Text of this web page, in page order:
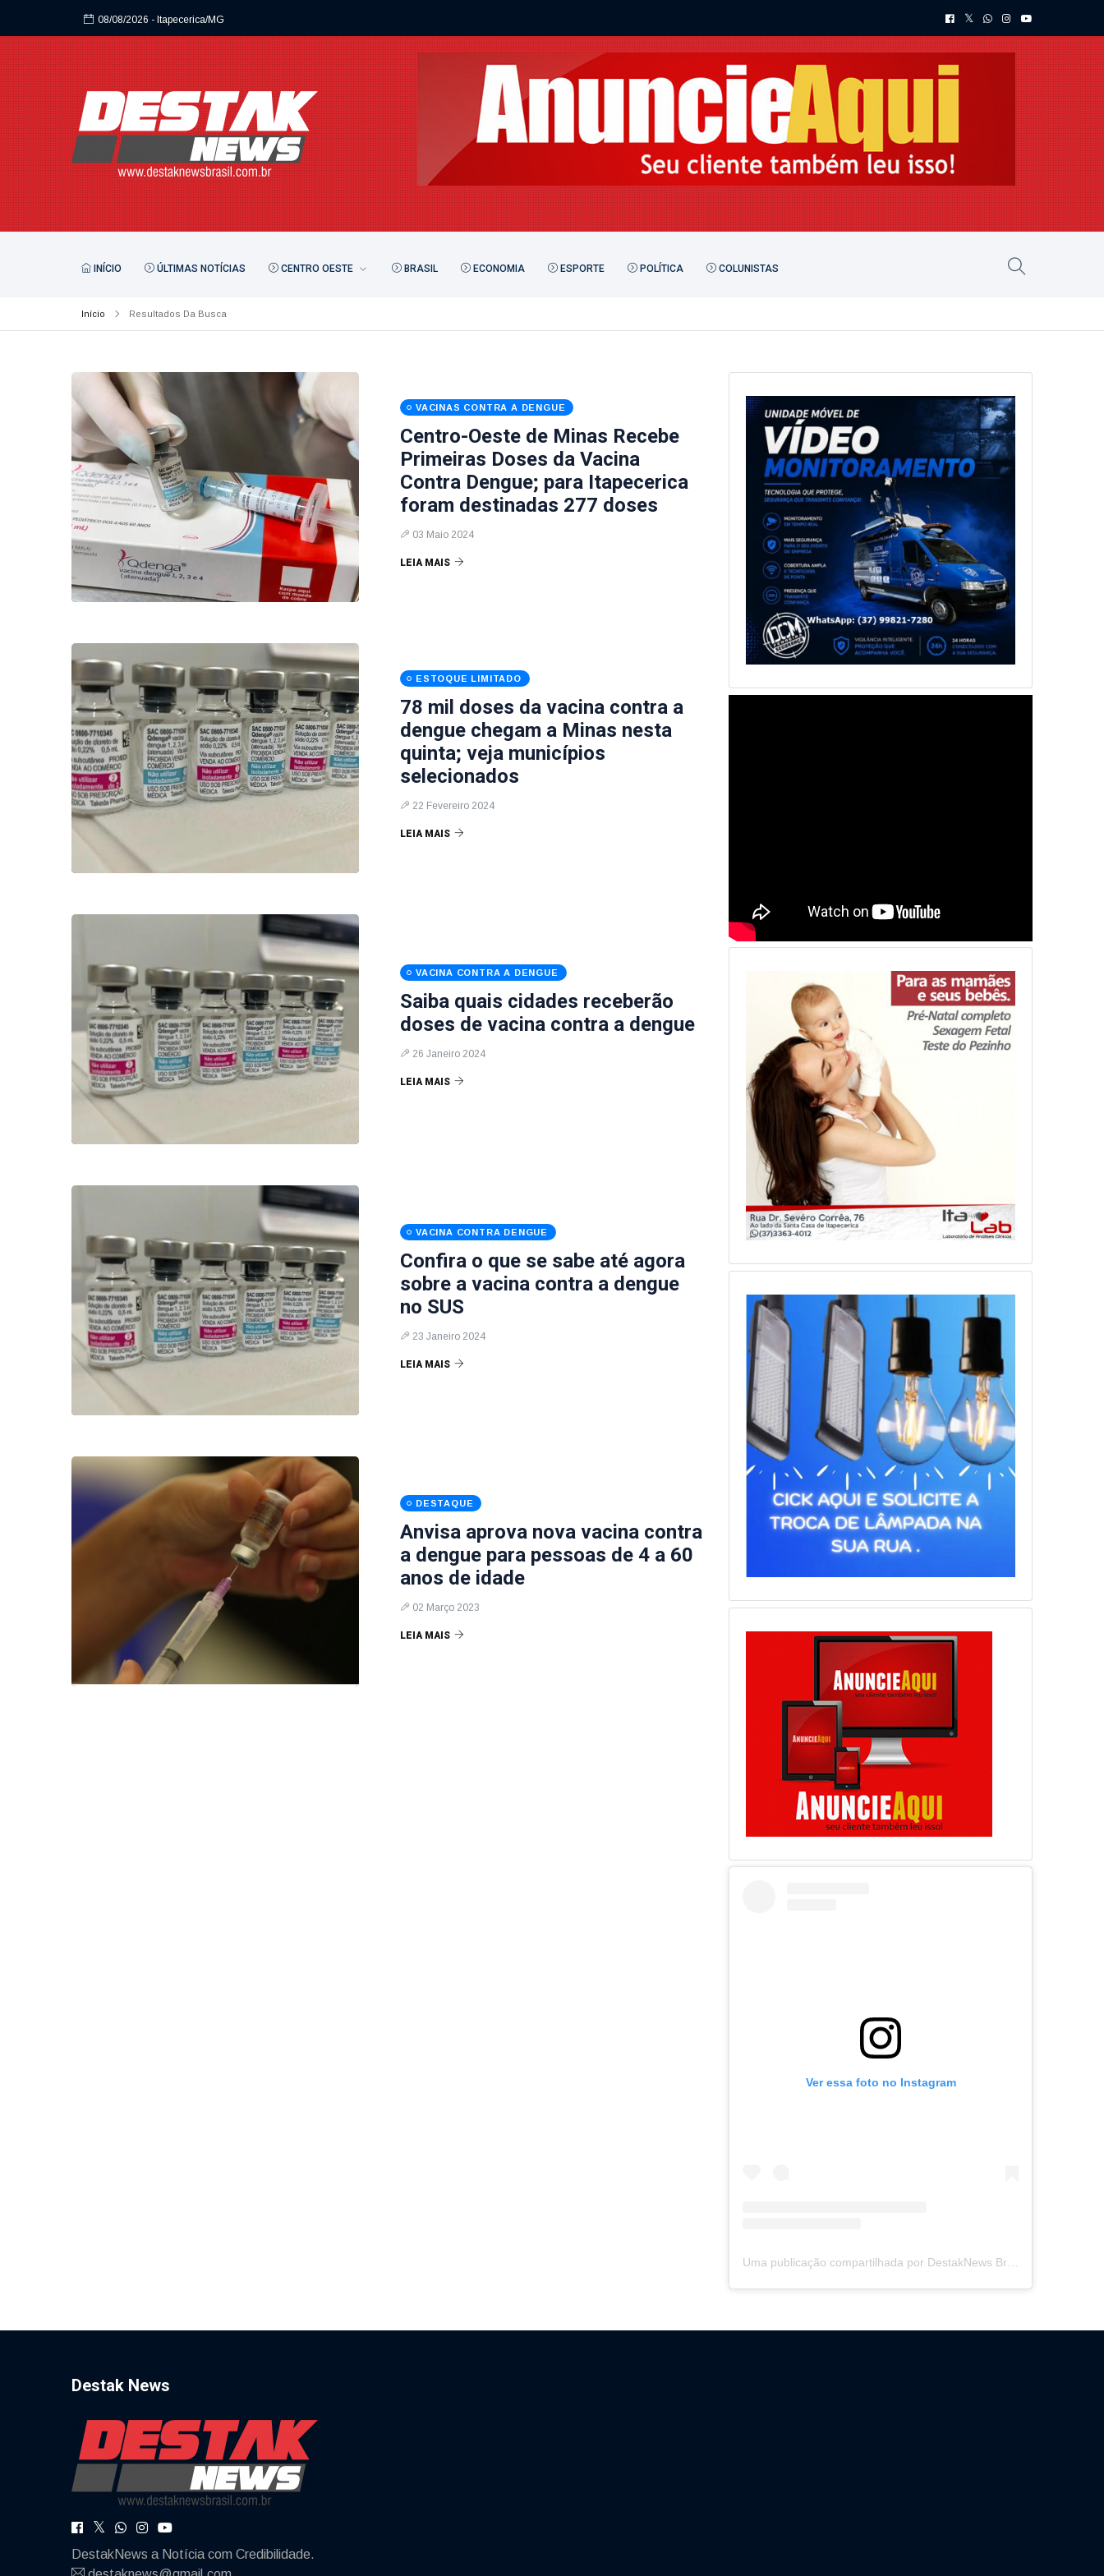
08/08/2026 - Itapecerica/MG
INÍCIO ÚLTIMAS NOTÍCIAS CENTRO OESTE BRASIL ECONOMIA ESPORTE POLÍTICA COLUNISTAS
Início Resultados Da Busca
VACINAS CONTRA A DENGUE
Centro-Oeste de Minas Recebe
Primeiras Doses da Vacina
Contra Dengue; para Itapecerica
foram destinadas 277 doses
03 Maio 2024
LEIA MAIS
ESTOQUE LIMITADO
78 mil doses da vacina contra a
dengue chegam a Minas nesta
quinta; veja municípios
selecionados
22 Fevereiro 2024
LEIA MAIS
VACINA CONTRA A DENGUE
Saiba quais cidades receberão
doses de vacina contra a dengue
26 Janeiro 2024
LEIA MAIS
VACINA CONTRA DENGUE
Confira o que se sabe até agora
sobre a vacina contra a dengue
no SUS
23 Janeiro 2024
LEIA MAIS
DESTAQUE
Anvisa aprova nova vacina contra
a dengue para pessoas de 4 a 60
anos de idade
02 Março 2023
LEIA MAIS
Ver essa foto no Instagram
Destak News
DestakNews a Notícia com Credibilidade.